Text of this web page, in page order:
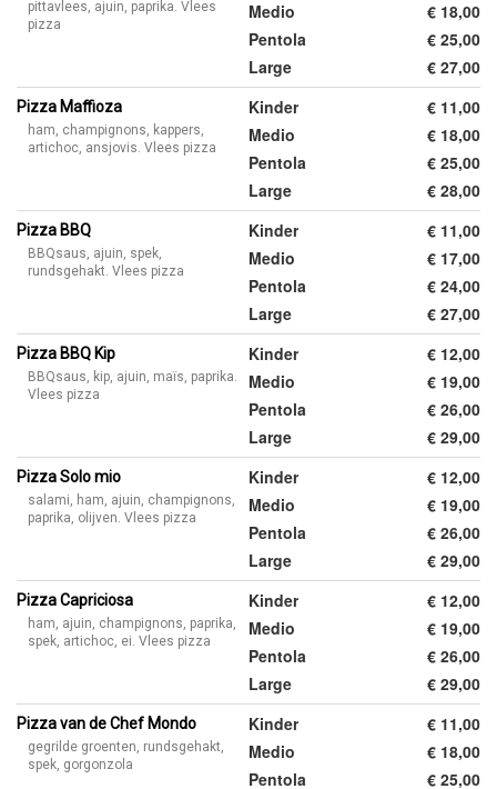
pittavlees, ajuin, paprika. Vlees
pizza
Medio
€ 18,00
Pentola
€ 25,00
Large
€ 27,00
Pizza Maffioza
ham, champignons, kappers,
artichoc, ansjovis. Vlees pizza
Kinder
€ 11,00
Medio
€ 18,00
Pentola
€ 25,00
Large
€ 28,00
Pizza BBQ
BBQsaus, ajuin, spek,
rundsgehakt. Vlees pizza
Kinder
€ 11,00
Medio
€ 17,00
Pentola
€ 24,00
Large
€ 27,00
Pizza BBQ Kip
BBQsaus, kip, ajuin, maïs, paprika.
Vlees pizza
Kinder
€ 12,00
Medio
€ 19,00
Pentola
€ 26,00
Large
€ 29,00
Pizza Solo mio
salami, ham, ajuin, champignons,
paprika, olijven. Vlees pizza
Kinder
€ 12,00
Medio
€ 19,00
Pentola
€ 26,00
Large
€ 29,00
Pizza Capriciosa
ham, ajuin, champignons, paprika,
spek, artichoc, ei. Vlees pizza
Kinder
€ 12,00
Medio
€ 19,00
Pentola
€ 26,00
Large
€ 29,00
Pizza van de Chef Mondo
gegrilde groenten, rundsgehakt,
spek, gorgonzola
Kinder
€ 11,00
Medio
€ 18,00
Pentola
€ 25,00